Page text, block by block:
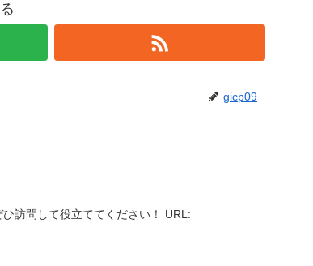
gicp09
ひ訪問して役立ててください！ URL: